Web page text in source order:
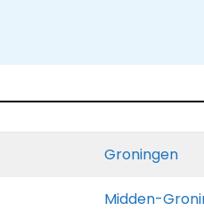
Groningen
Midden-